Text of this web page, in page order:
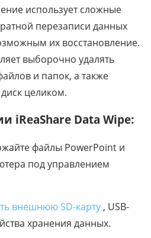
использует сложные
перезаписи данных
их восстановление.
выборочно удалять
и папок, а также
целиком.
iReaShare Data Wipe:
файлы PowerPoint и
под управлением
внешнюю SD-карту , USB-
хранения данных.